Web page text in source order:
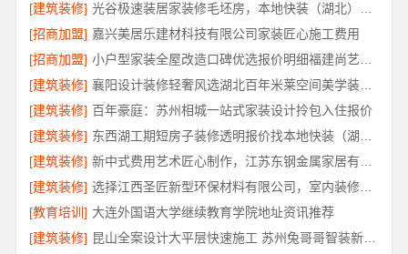
[建筑装修]
[招商加盟] 嘉兴美居乐建材科技有限公司家装匠心施工费用
[招商加盟]
[建筑装修]
襄阳设计装修轻奢风选湖北百年米莱空间美学装饰材料有限公司
[建筑装修] 百年豪庭：苏州相城一站式家装设计拎包入住报价
[建筑装修]
[建筑装修]
[建筑装修]
选择江西圣匠新型环保材料有限公司，室内装修设计施工厂家
[教育培训] 大连外国语大学继续教育学院地址资讯推荐
[建筑装修]
昆山全案设计大平层快速施工 苏州兔哥哥智装新材料